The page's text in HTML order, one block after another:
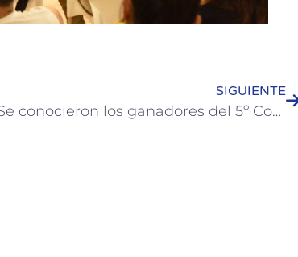
SIGUIENTE
Se conocieron los ganadores del 5º Concurso de Jardines de la ciudad de Colón